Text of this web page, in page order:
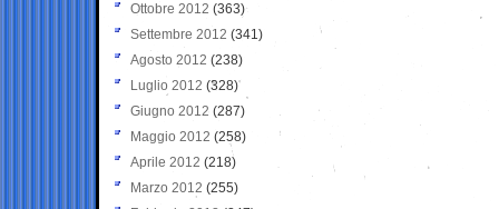
Ottobre 2012 (363)
Settembre 2012 (341)
Agosto 2012 (238)
Luglio 2012 (328)
Giugno 2012 (287)
Maggio 2012 (258)
Aprile 2012 (218)
Marzo 2012 (255)